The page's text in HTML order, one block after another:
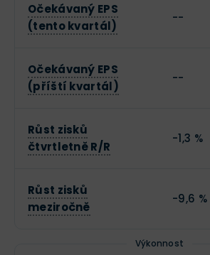
Očekávaný EPS
(tento kvartál)
--
Očekávaný EPS
(příští kvartál)
--
Růst zisků
čtvrtletně R/R
-1,3 %
Růst zisků
meziročně
-9,6 %
Výkonnost